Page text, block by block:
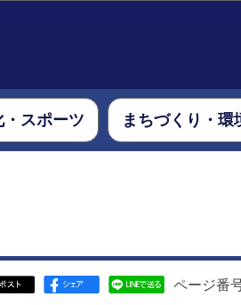
・スポーツ まちづくり・環
ページ番